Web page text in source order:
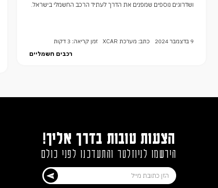
ושדרוגים נוספים שמפנים את הדרך לעתיד הרכב החשמלי בישראל.
9 בדצמבר 2024 כתב: מערכת XCAR
זמן קריאה: 3 דקות
רכבים חשמליים
הצעות טובות בדרך אליך!
הירשמו לניוזלטר והתעדכנו לפני כולם